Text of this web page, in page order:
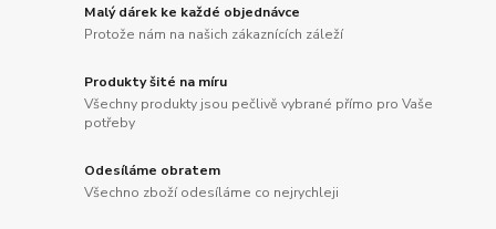
Malý dárek ke každé objednávce
Protože nám na našich zákaznících záleží
Produkty šité na míru
Všechny produkty jsou pečlivě vybrané přímo pro Vaše
potřeby
Odesíláme obratem
Všechno zboží odesíláme co nejrychleji